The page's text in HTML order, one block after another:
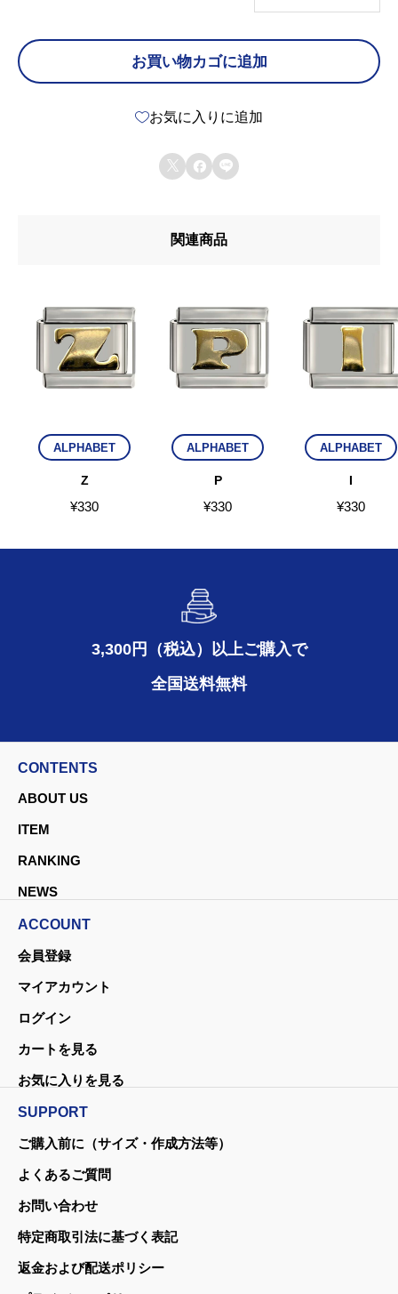
個
お買い物カゴに追加
お気に入りに追加
  
関連商品
ALPHABET
Z
¥330
ALPHABET
P
¥330
ALPHABET
I
¥330
3,300円（税込）以上ご購入で
全国送料無料
CONTENTS
ABOUT US
ITEM
RANKING
NEWS
ACCOUNT
会員登録
マイアカウント
ログイン
カートを見る
お気に入りを見る
SUPPORT
ご購入前に（サイズ・作成方法等）
よくあるご質問
お問い合わせ
特定商取引法に基づく表記
返金および配送ポリシー